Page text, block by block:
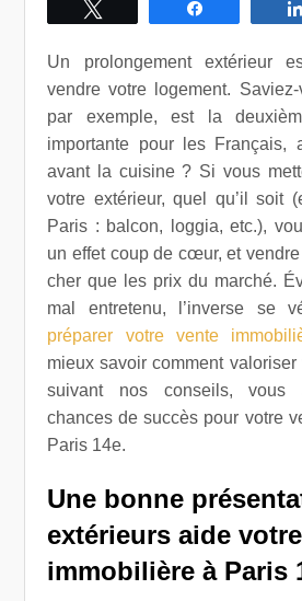
Un prolongement extérieur
vendre votre logement. Saviez-
par exemple, est la
importante pour les Français,
avant la cuisine ? Si vous
votre extérieur, quel qu’il soit
Paris : balcon, loggia, etc.),
un effet coup de cœur, et
cher que les prix du marché.
mal entretenu, l’inverse se
préparer votre vente
mieux savoir comment
suivant nos conseils, vous
chances de succès pour votre
Paris 14e.
Une bonne
extérieurs aide
immobilière à Paris